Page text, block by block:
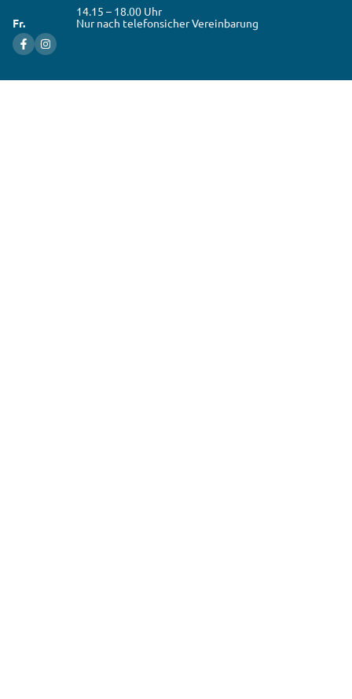
14.15 – 18.00 Uhr
Fr.
Nur nach telefonsicher Vereinbarung